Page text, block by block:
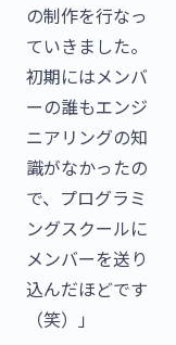
の制作を行なっ
ていきました。
初期にはメンバ
ーの誰もエンジ
ニアリングの知
識がなかったの
で、プログラミ
ングスクールに
メンバーを送り
込んだほどです
（笑）」